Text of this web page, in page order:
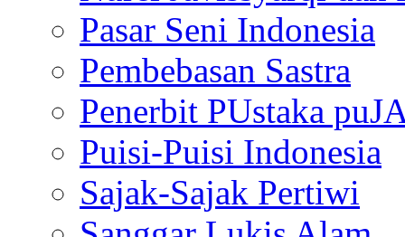
Pasar Seni Indonesia
Pembebasan Sastra
Penerbit PUstaka
Puisi-Puisi Indonesia
Sajak-Sajak Pertiwi